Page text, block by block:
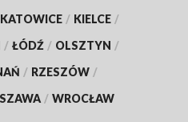
KATOWICE / KIELCE /
/ ŁÓDŹ / OLSZTYN /
/ RZESZÓW /
/ WROCŁAW